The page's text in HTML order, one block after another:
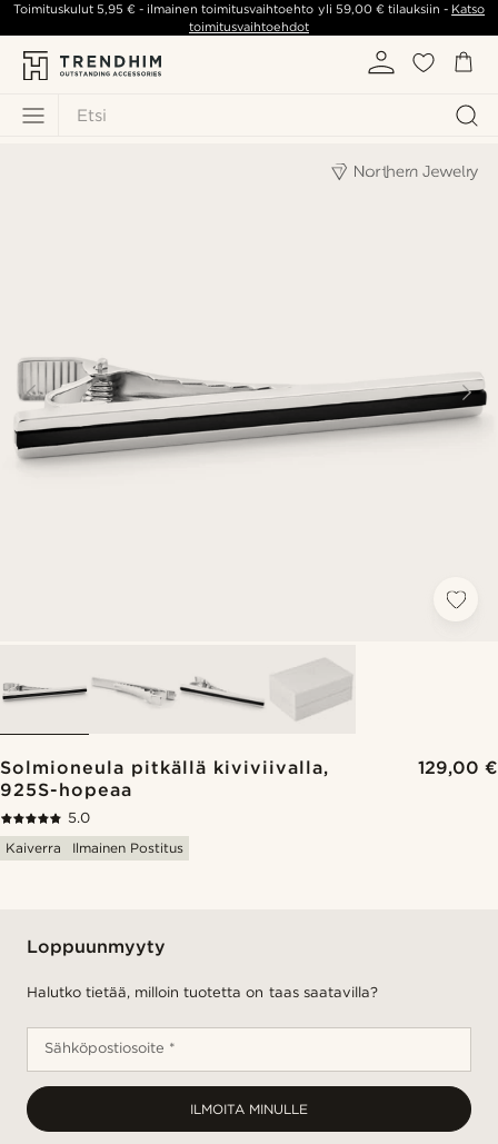
Etsi
Toimituskulut5,95 € - ilmainen toimitusvaihtoehto yli 59,00 €tilauksiin - Katso
toimitusvaihtoehdot
Solmioneula pitkällä kiviviivalla,
925S-hopeaa
129,00 €
5.0
Kaiverra
Ilmainen Postitus
Loppuunmyyty
Halutko tietää, milloin tuotetta on taas saatavilla?
Sähköpostiosoite *
ILMOITA MINULLE